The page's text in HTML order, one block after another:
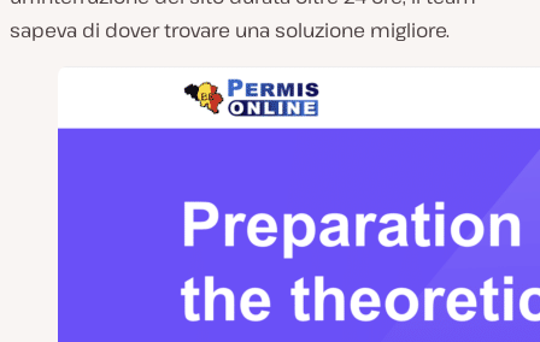
sapeva di dover trovare una soluzione migliore.